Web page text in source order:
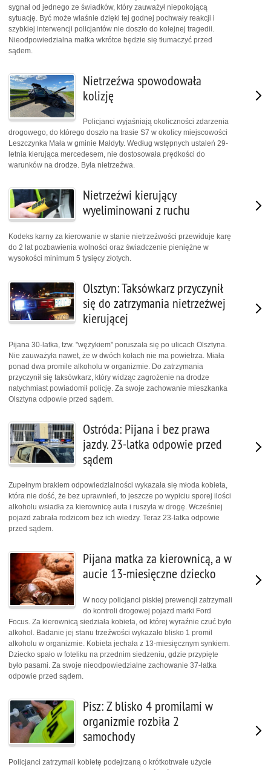
sygnał od jednego ze świadków, który zauważył niepokojącą
sytuację. Być może właśnie dzięki tej godnej pochwały reakcji i
szybkiej interwencji policjantów nie doszło do kolejnej tragedii.
Nieodpowiedzialna matka wkrótce będzie się tłumaczyć przed
sądem.
Nietrzeźwa spowodowała
kolizję
Policjanci wyjaśniają okoliczności zdarzenia
drogowego, do którego doszło na trasie S7 w okolicy miejscowości
Leszczynka Mała w gminie Małdyty. Według wstępnych ustaleń 29-
letnia kierująca mercedesem, nie dostosowała prędkości do
warunków na drodze. Była nietrzeźwa.
Nietrzeźwi kierujący
wyeliminowani z ruchu
Kodeks karny za kierowanie w stanie nietrzeźwości przewiduje karę
do 2 lat pozbawienia wolności oraz świadczenie pieniężne w
wysokości minimum 5 tysięcy złotych.
Olsztyn: Taksówkarz przyczynił
się do zatrzymania nietrzeźwej
kierującej
Pijana 30-latka, tzw. "wężykiem" poruszała się po ulicach Olsztyna.
Nie zauważyła nawet, że w dwóch kołach nie ma powietrza. Miała
ponad dwa promile alkoholu w organizmie. Do zatrzymania
przyczynił się taksówkarz, który widząc zagrożenie na drodze
natychmiast powiadomił policję. Za swoje zachowanie mieszkanka
Olsztyna odpowie przed sądem.
Ostróda: Pijana i bez prawa
jazdy. 23-latka odpowie przed
sądem
Zupełnym brakiem odpowiedzialności wykazała się młoda kobieta,
która nie dość, że bez uprawnień, to jeszcze po wypiciu sporej ilości
alkoholu wsiadła za kierownicę auta i ruszyła w drogę. Wcześniej
pojazd zabrała rodzicom bez ich wiedzy. Teraz 23-latka odpowie
przed sądem.
Pijana matka za kierownicą, a w
aucie 13-miesięczne dziecko
W nocy policjanci piskiej prewencji zatrzymali
do kontroli drogowej pojazd marki Ford
Focus. Za kierownicą siedziała kobieta, od której wyraźnie czuć było
alkohol. Badanie jej stanu trzeźwości wykazało blisko 1 promil
alkoholu w organizmie. Kobieta jechała z 13-miesięcznym synkiem.
Dziecko spało w foteliku na przednim siedzeniu, gdzie przypięte
było pasami. Za swoje nieodpowiedzialne zachowanie 37-latka
odpowie przed sądem.
Pisz: Z blisko 4 promilami w
organizmie rozbiła 2
samochody
Policjanci zatrzymali kobietę podejrzaną o krótkotrwałe użycie